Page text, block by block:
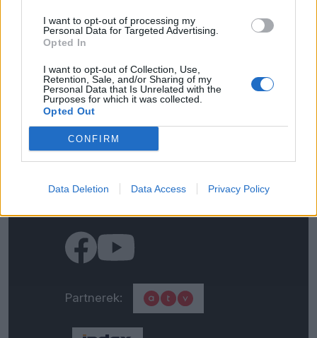
I want to opt-out of processing my
Personal Data for Targeted Advertising.
Opted In
I want to opt-out of Collection, Use,
Retention, Sale, and/or Sharing of my
Personal Data that Is Unrelated with the
Purposes for which it was collected.
Opted Out
CONFIRM
Data Deletion Data Access Privacy Policy
Kapcsolat
Impresszum
Általános adatkezelési
Partnerek: